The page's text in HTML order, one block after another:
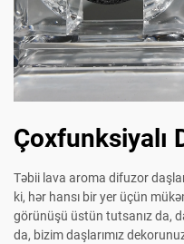
Çoxfunksiyalı
Təbii lava aroma difuzor
ki, hər hansı bir yer üçün
görünüşü üstün tutsanız da,
da, bizim daşlarımız